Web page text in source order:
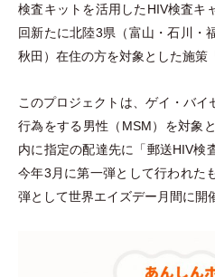
検査キットを活用したHIV検査キ
回新たに北陸3県 （富山 ・石川 ・
秋田 ） 在住の方を対象とした施策
このプロジェクトは、ゲイ ・ バイ
行為をする男性 （ MSM） を対象
内に指定の配達先に
「郵送HIV検
今年3月に第一弾として行われた
弾として世界エイズデー月間に開